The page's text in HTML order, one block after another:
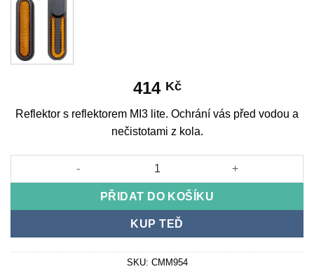
414 Kč
Reflektor s reflektorem MI3 lite. Ochrání vás před vodou a
nečistotami z kola.
Reflektor s reflektorem MI3 lite množství
PŘIDAT DO KOŠÍKU
KUP TEĎ
SKU: CMM954